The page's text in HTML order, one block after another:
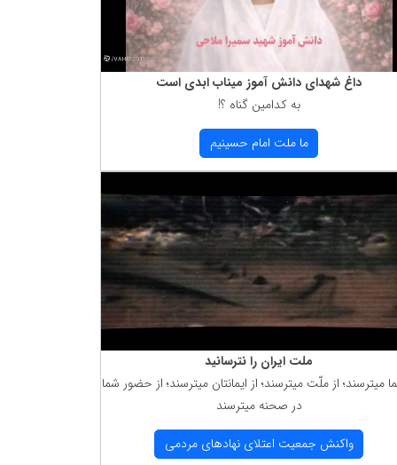
داغ شهدای دانش آموز میناب ابدی است
به كدامین گناه ؟!
ما ملت امام حسینیم
ملت ایران را نترسانید
میترسند؛ از ملّت میترسند؛ از ایمانتان میترسند؛ از حضور شما
در صحنه میترسند
واكنش جمعیت اعتلای نهادهای مردمی